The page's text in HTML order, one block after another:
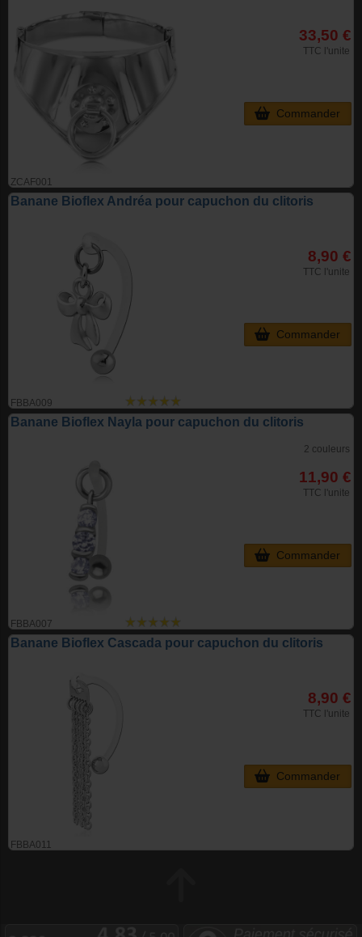
ZCAF001
33,50 €
TTC l'unite
Commander
Banane Bioflex Andréa pour capuchon du clitoris
FBBA009
8,90 €
TTC l'unite
Commander
Banane Bioflex Nayla pour capuchon du clitoris
FBBA007
2 couleurs
11,90 €
TTC l'unite
Commander
Banane Bioflex Cascada pour capuchon du clitoris
FBBA011
8,90 €
TTC l'unite
Commander